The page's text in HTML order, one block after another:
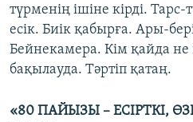
түрменің ішіне кірді.
есік. Биік қабырға. Ары-
Бейнекамера. Кім қайда не
бақылауда. Тәртіп қатаң.
«80 ПАЙЫЗЫ – ЕСІРТКІ,